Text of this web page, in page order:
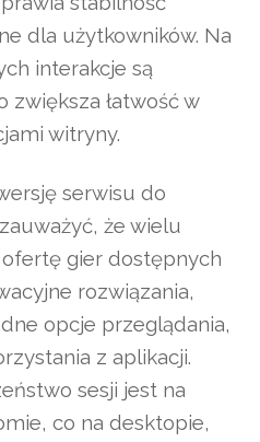
dla użytkowników. Na
interakcje są
zwiększa łatwość w
witryny.
serwisu do
że wielu
ofertę gier dostępnych
rozwiązania,
opcje przeglądania,
z aplikacji.
sesji jest na
co na desktopie,